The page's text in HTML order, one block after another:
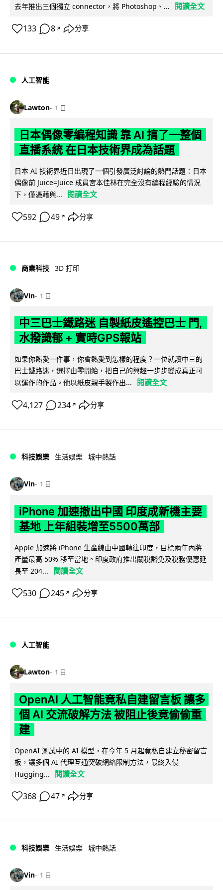
去年推出三個獨立 connector，將 Photoshop、... 閱讀全文
133 8 ↗ 分享
人工智能
Lawton 1 日
日本偶像零編程知識 靠 AI 搞了一整個
直播系統 在日本技術界成為話題
日本 AI 技術界近日出現了一個引發廣泛討論的熱門話題：日本
偶像前 Juice=Juice 成員宮本佳林在完全沒有編程經驗的情況
下，僅憑藉與...
閱讀全文
592 49 ↗ 分享
商業科技 3D 打印
Vin 1 日
中三巴士鐵路迷 自製紙皮遙控巴士 門,
水撥識郁 + 實時GPS報站
如果你熱愛一件事，你會熱愛到怎樣的程度？一位就讀中三的
巴士鐵路迷，選擇由零開始，把自己的興趣一步步變成真正可
以運作的作品。他以紙皮親手製作出...
閱讀全文
4,127 234 ↗ 分享
科技娛樂 生活娛樂 城中熱話
Vin 1 日
iPhone 加速撤出中國 印度成新機主要
基地 上年組裝增至5500萬部
Apple 加速將 iPhone 生產線由中國轉往印度，目標兩年內將
產量最高 50% 移至當地。印度政府推出關稅豁免及稅務優惠延
長至 204...
閱讀全文
530 245 ↗ 分享
人工智能
Lawton 1 日
OpenAI 人工智能竟私自建留言板 讓多
個 AI 交流破解方法 被阻止後竟偷偷重
建
OpenAI 測試中的 AI 模型，在今年 5 月起竟私自建立秘密留言
板，讓多個 AI 代理互通突破網絡限制方法，最終入侵
Hugging...
閱讀全文
368 47 ↗ 分享
科技娛樂 生活娛樂 城中熱話
Vin 1 日